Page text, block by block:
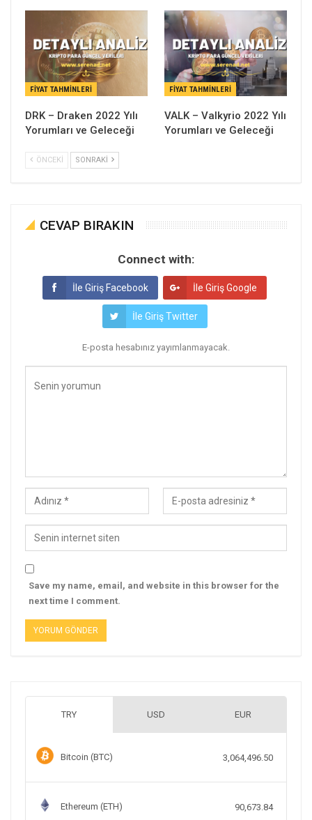
FIYAT TAHMINLERI
DRK – Draken 2022 Yılı
Yorumları ve Geleceği
FIYAT TAHMINLERI
VALK – Valkyrio 2022 Yılı
Yorumları ve Geleceği
ÖNCEKI SONRAKI
CEVAP BIRAKIN
Connect with:
İle Giriş Facebook İle Giriş Google
İle Giriş Twitter
E-posta hesabınız yayımlanmayacak.
Save my name, email, and website in this browser for the
next time I comment.
TRY USD EUR
Bitcoin (BTC) 3,064,496.50
Ethereum (ETH) 90,673.84